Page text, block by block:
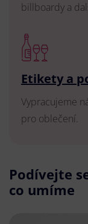
billboardy a
Etikety a
Vypracujeme
pro oblečení.
Podívejte
co umíme